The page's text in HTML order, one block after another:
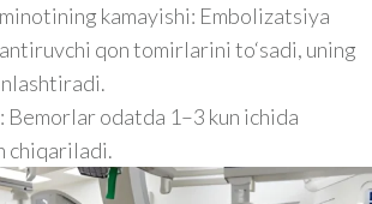
kamayishi: Embolizatsiya
qon tomirlarini to‘sadi, uning
Bemorlar odatda 1–3 kun ichida
chiqariladi.